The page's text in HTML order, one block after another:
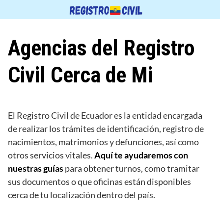
al
Agencias del Registro
Civil Cerca de Mi
El Registro Civil de Ecuador es la entidad encargada
de realizar los trámites de identificación, registro de
nacimientos, matrimonios y defunciones, así como
otros servicios vitales.Aquí te ayudaremos con
nuestras guíaspara obtener turnos, como tramitar
sus documentos o que oficinas están disponibles
cerca de tu localización dentro del país.